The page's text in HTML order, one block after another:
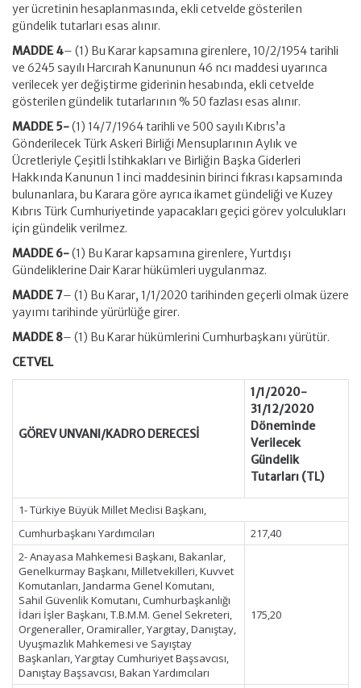
yer ücretinin hesaplanmasında, ekli cetvelde gösterilen
gündelik tutarları esas alınır.
MADDE 4– (1) Bu Karar kapsamına girenlere, 10/2/1954 tarihli
ve 6245 sayılı Harcırah Kanununun 46 ncı maddesi uyarınca
verilecek yer değiştirme giderinin hesabında, ekli cetvelde
gösterilen gündelik tutarlarının % 50 fazlası esas alınır.
MADDE 5-(1) 14/7/1964 tarihli ve 500 sayılı Kıbrıs’a
Gönderilecek Türk Askeri Birliği Mensuplarının Aylık ve
Ücretleriyle Çeşitli İstihkakları ve Birliğin Başka Giderleri
Hakkında Kanunun 1 inci maddesinin birinci fıkrası kapsamında
bulunanlara, bu Karara göre ayrıca ikamet gündeliği ve Kuzey
Kıbrıs Türk Cumhuriyetinde yapacakları geçici görev yolculukları
için gündelik verilmez.
MADDE 6-(1) Bu Karar kapsamına girenlere, Yurtdışı
Gündeliklerine Dair Karar hükümleri uygulanmaz.
MADDE 7– (1) Bu Karar, 1/1/2020 tarihinden geçerli olmak üzere
yayımı tarihinde yürürlüğe girer.
MADDE 8– (1) Bu Karar hükümlerini Cumhurbaşkanı yürütür.
CETVEL
GÖREV UNVANI/KADRO DERECESİ
1/1/2020-
31/12/2020
Döneminde
Verilecek
Gündelik
Tutarları (TL)
1- Türkiye Büyük Millet Meclisi Başkanı,
Cumhurbaşkanı Yardımcıları
217,40
2- Anayasa Mahkemesi Başkanı, Bakanlar,
Genelkurmay Başkanı, Milletvekilleri, Kuvvet
Komutanları, Jandarma Genel Komutanı,
Sahil Güvenlik Komutanı, Cumhurbaşkanlığı
İdari İşler Başkanı, T.B.M.M. Genel Sekreteri,
Orgeneraller, Oramiraller, Yargıtay, Danıştay,
Uyuşmazlık Mahkemesi ve Sayıştay
Başkanları, Yargıtay Cumhuriyet Başsavcısı,
Danıştay Başsavcısı, Bakan Yardımcıları
175,20